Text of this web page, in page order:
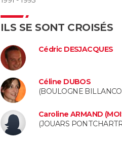
ILS SE SONT CROISÉS
Cédric DESJACQUES
Céline DUBOS
(BOULOGNE
Caroline ARMAND
(JOUARS